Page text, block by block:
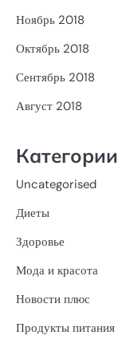
Ноябрь 2018
Октябрь 2018
Сентябрь 2018
Август 2018
Категории
Uncategorised
Диеты
Здоровье
Мода и красота
Новости плюс
Продукты питания